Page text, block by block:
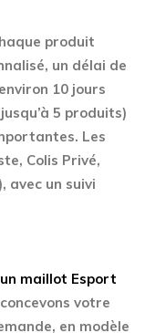
produit
un délai de
10 jours
5 produits)
Les
Colis Privé,
avec un suivi
maillot Esport
votre
en modèle